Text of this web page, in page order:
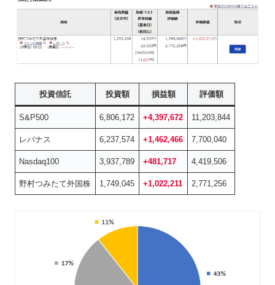
投資信託 投資額 損益額 評価額
S&P500 6,806,172 +4,397,672 11,203,844
レバナス 6,237,574 +1,462,466 7,700,040
Nasdaq100 3,937,789 +481,717 4,419,506
野村つみたて外国株 1,749,045 +1,022,211 2,771,256